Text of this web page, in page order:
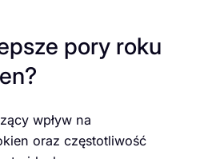
pory roku
wpływ na
oraz częstotliwość